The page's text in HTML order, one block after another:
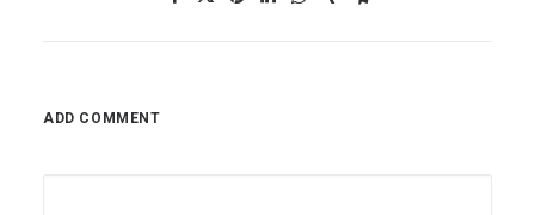
ADD COMMENT